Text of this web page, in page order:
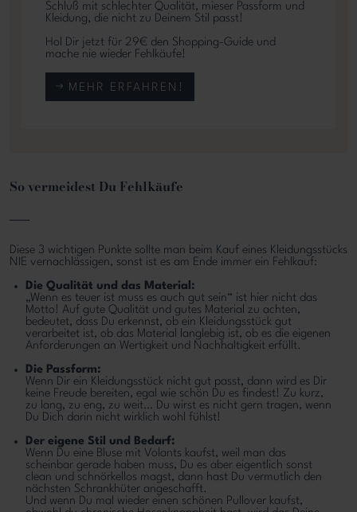
Schluß mit schlechter Qualität, mieser Passform und
Kleidung, die nicht zu Deinem Stil passt!
Hol Dir jetzt für 29€ den Shopping-Guide und
mache nie wieder Fehlkäufe!
MEHR ERFAHREN!
So vermeidest Du Fehlkäufe
Diese 3 wichtigen Punkte sollte man beim Kauf eines Kleidungsstücks
NIE vernachlässigen, sonst ist es am Ende immer ein Fehlkauf:
Die Qualität und das Material:
„Wenn es teuer ist muss es auch gut sein“ ist hier nicht das
Motto! Auf gute Qualität und gutes Material zu achten,
bedeutet, dass Du erkennst, ob ein Kleidungsstück gut
verarbeitet ist, ob das Material langlebig ist, ob es die eigenen
Anforderungen an Wertigkeit und Nachhaltigkeit erfüllt.
Die Passform:
Wenn Dir ein Kleidungsstück nicht gut passt, dann wird es Dir
keine Freude bereiten, egal wie schön Du es findest! Zu kurz,
zu lang, zu eng, zu weit… Du wirst es nicht gern tragen, wenn
Du Dich darin nicht wirklich wohl fühlst!
Der eigene Stil und Bedarf:
Wenn Du eine Bluse mit Volants kaufst, weil man das
scheinbar gerade haben muss, Du es aber eigentlich sonst
clean und schnörkellos magst, dann hast Du vermutlich den
nächsten Schrankhüter angeschafft.
Und wenn Du mal wieder einen schönen Pullover kaufst,